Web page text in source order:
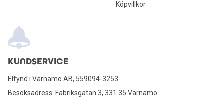
Köpvillkor
KUNDSERVICE
Elfynd i Värnamo AB, 559094-3253
Besöksadress: Fabriksgatan 3, 331 35 Värnamo